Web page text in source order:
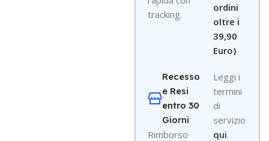
tracking.
ordini
oltre i
39,90
Euro)
Recesso
e Resi
entro 30
Giorni
Rimborso
Leggi i
termini
di
servizio
qui.